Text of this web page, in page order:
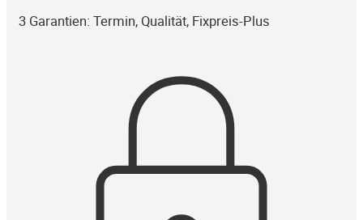
3 Garantien: Termin, Qualität, Fixpreis-Plus